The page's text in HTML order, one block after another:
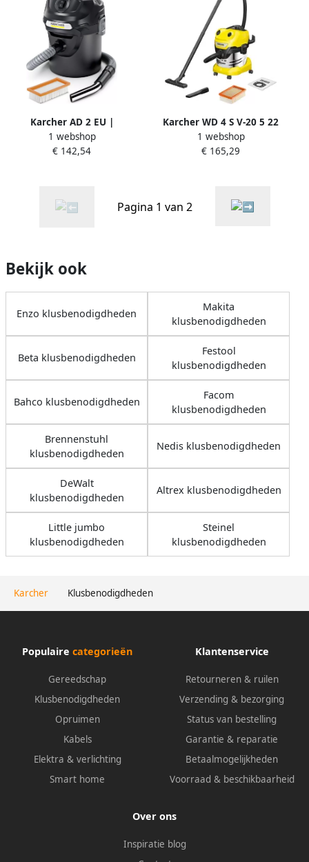
Karcher Klusbenodigdheden
Karcher AD 2 EU |
Alleszuiger | AS- EN
DROOGZUIGERS 1.629-711.0
1 webshop
€ 142,54
Karcher WD 4 S V-20 5 22
Nat- en droogstofzuiger
1.628-260.0
1 webshop
€ 165,29
Pagina 1 van 2
Bekijk ook
Enzo klusbenodigdheden
Makita
klusbenodigdheden
Beta klusbenodigdheden
Festool
klusbenodigdheden
Bahco klusbenodigdheden
Facom
klusbenodigdheden
Brennenstuhl
klusbenodigdheden
Nedis klusbenodigdheden
DeWalt
klusbenodigdheden
Altrex klusbenodigdheden
Little jumbo
klusbenodigdheden
Steinel
klusbenodigdheden
Populaire categorieën
Gereedschap
Klusbenodigdheden
Opruimen
Kabels
Elektra & verlichting
Smart home
Klantenservice
Retourneren & ruilen
Verzending & bezorging
Status van bestelling
Garantie & reparatie
Betaalmogelijkheden
Voorraad & beschikbaarheid
Over ons
Inspiratie blog